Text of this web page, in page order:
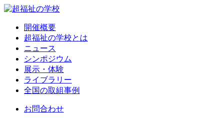
開催概要
超福祉の学校とは
ニュース
シンポジウム
展示・体験
ライブラリー
全国の取組事例
お問合わせ